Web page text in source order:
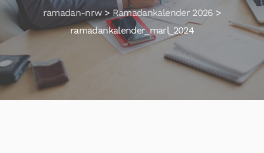
ramadan-nrw> Ramadankalender 2026 >
ramadankalender_marl_2024